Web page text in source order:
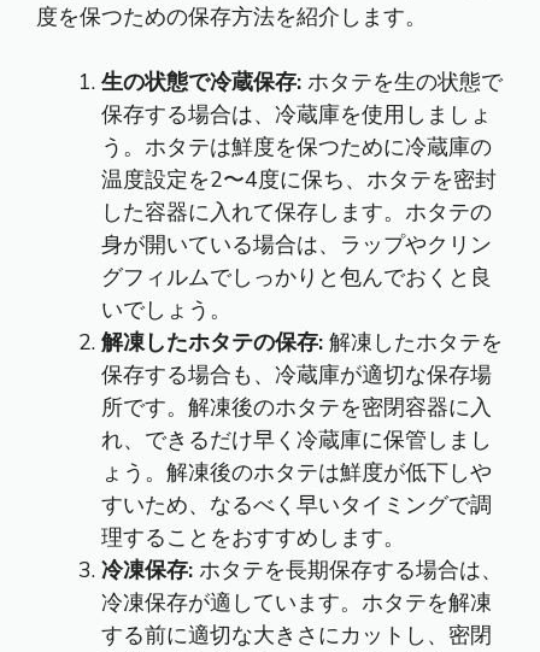
度を保つための保存方法を紹介します。
生の状態で冷蔵保存: ホタテを生の状態で
保存する場合は、冷蔵庫を使用しましょ
う。ホタテは鮮度を保つために冷蔵庫の
温度設定を2〜4度に保ち、ホタテを密封
した容器に入れて保存します。ホタテの
身が開いている場合は、ラップやクリン
グフィルムでしっかりと包んでおくと良
いでしょう。
解凍したホタテの保存: 解凍したホタテを
保存する場合も、冷蔵庫が適切な保存場
所です。解凍後のホタテを密閉容器に入
れ、できるだけ早く冷蔵庫に保管しまし
ょう。解凍後のホタテは鮮度が低下しや
すいため、なるべく早いタイミングで調
理することをおすすめします。
冷凍保存: ホタテを長期保存する場合は、
冷凍保存が適しています。ホタテを解凍
する前に適切な大きさにカットし、密閉